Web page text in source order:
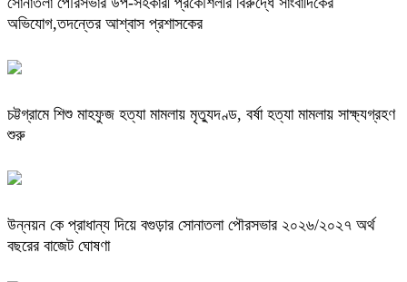
অভিযোগ,তদন্তের আশ্বাস প্রশাসকের
চট্টগ্রামে শিশু মাহফুজ হত্যা মামলায় মৃত্যুদণ্ড, বর্ষা হত্যা মামলায় সাক্ষ্যগ্রহণ
শুরু
উন্নয়ন কে প্রাধান্য দিয়ে বগুড়ার সোনাতলা পৌরসভার ২০২৬/২০২৭ অর্থ
বছরের বাজেট ঘোষণা